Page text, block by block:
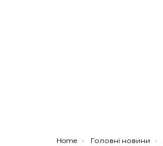
You are here:
Home Головні новини